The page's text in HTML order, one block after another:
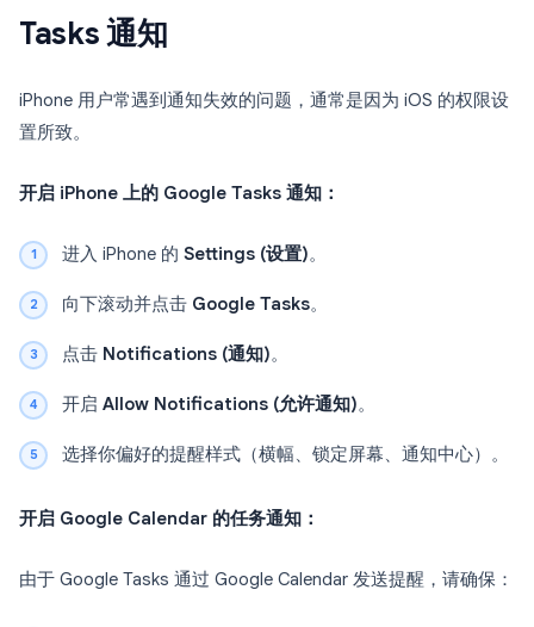
Tasks 通知
iPhone 用户常遇到通知失效的问题，通常是因为 iOS 的权限设
置所致。
开启 iPhone 上的 Google Tasks 通知：
进入 iPhone 的 Settings (设置)。
向下滚动并点击 Google Tasks。
点击 Notifications (通知)。
开启 Allow Notifications (允许通知)。
选择你偏好的提醒样式（横幅、锁定屏幕、通知中心）。
开启 Google Calendar 的任务通知：
由于 Google Tasks 通过 Google Calendar 发送提醒，请确保：